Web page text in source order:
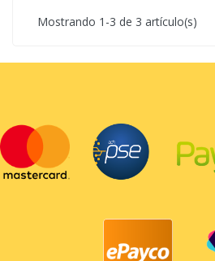
Mostrando 1-3 de 3 artículo(s)